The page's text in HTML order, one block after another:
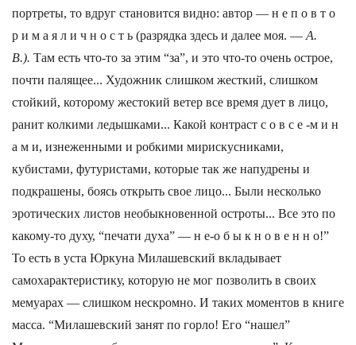
портреты, то вдруг становится видно: автор — н е п о в т о
р и м а я л и ч н о с т ь (разрядка здесь и далее моя. — А.
В.). Там есть что-то за этим “за”, и это что-то очень острое,
почти палящее... Художник слишком жесткий, слишком
стойкий, которому жестокий ветер все время дует в лицо,
ранит колкими ледышками... Какой контраст с о в с е -м и н
а м и, изнеженными и робкими мирискусниками,
кубистами, футуристами, которые так же напудрены и
подкрашены, боясь открыть свое лицо... Были несколько
эротических листов необыкновенной остроты... Все это по
какому-то духу, “печати духа” — н е-о б ы к н о в е н н о!”
То есть в уста Юркуна Милашевский вкладывает
самохарактеристику, которую не мог позволить в своих
мемуарах — слишком нескромно. И таких моментов в книге
масса. “Милашевский занят по горло! Его “нашел”